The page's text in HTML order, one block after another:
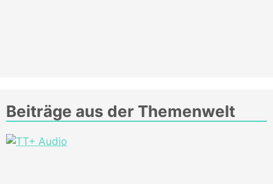
Beiträge aus der Themenwelt